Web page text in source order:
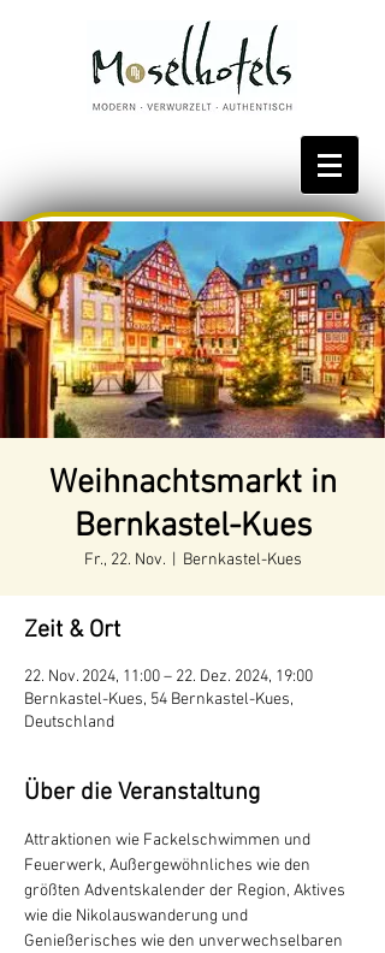
Bestpreis reservieren
Weihnachtsmarkt in
Bernkastel-Kues
Fr., 22. Nov.
  |
Bernkastel-Kues
Zeit & Ort
22. Nov. 2024, 11:00 – 22. Dez. 2024, 19:00
Bernkastel-Kues, 54 Bernkastel-Kues,
Deutschland
Über die Veranstaltung
Attraktionen wie Fackelschwimmen und
Feuerwerk, Außergewöhnliches wie den
größten Adventskalender der Region, Aktives
wie die Nikolauswanderung und
Genießerisches wie den unverwechselbaren